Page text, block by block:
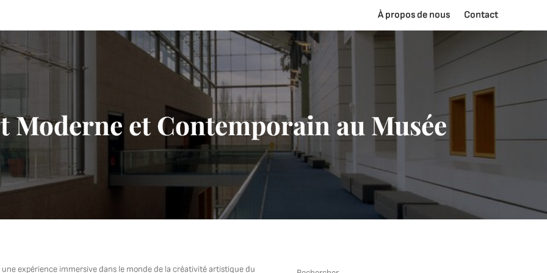
À propos de nous Contact
Moderne et Contemporain au Musée
expérience immersive dans le monde de la créativité artistique du